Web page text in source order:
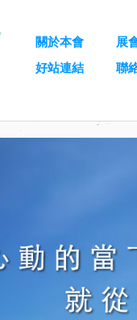
關於本會 展
好站連結
聯